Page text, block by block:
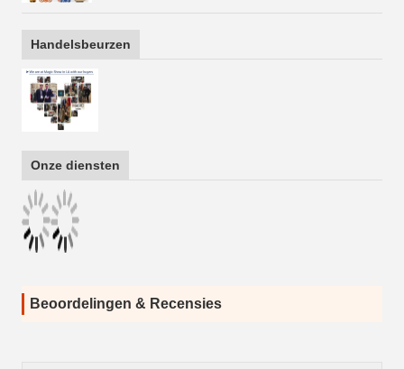
Handelsbeurzen
Onze diensten
Beoordelingen & Recensies